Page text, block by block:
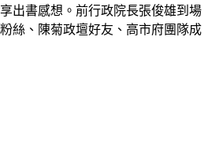
出書感想。前行政院長張俊雄到場
絲、陳菊政壇好友、高市府團隊成